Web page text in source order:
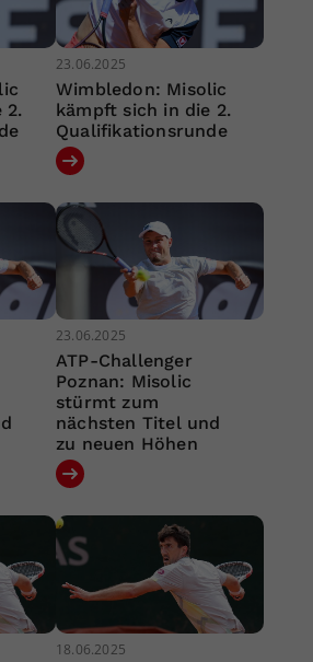
2.
23.06.2025
Wimbledon: Misolic
kämpft sich in die 2.
Qualifikationsrunde
23.06.2025
ATP-Challenger
Poznan: Misolic
stürmt zum
nächsten Titel und
zu neuen Höhen
18.06.2025